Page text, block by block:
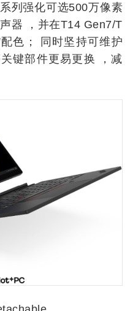
强化可选500万像素
器 ，并在T14 Gen7/T
色； 同时坚持可维护
键部件更易更换 ，减